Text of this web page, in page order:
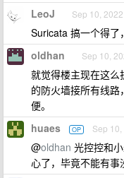
LeoJ Sep 10, 2022
Suricata 搞一个得了
oldhan Sep 10,
就觉得楼主现在这么
的防火墙接所有线
便。
huaes OP Sep
@oldhan 光控控和
心了，毕竟不能有